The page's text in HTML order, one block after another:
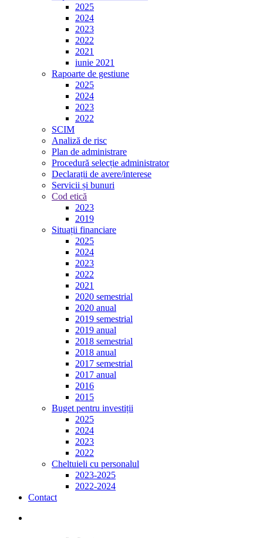
2025
2024
2023
2022
2021
iunie 2021
Rapoarte de gestiune
2025
2024
2023
2022
SCIM
Analiză de risc
Plan de administrare
Procedură selecție administrator
Declarații de avere/interese
Servicii și bunuri
Cod etică
2023
2019
Situații financiare
2025
2024
2023
2022
2021
2020 semestrial
2020 anual
2019 semestrial
2019 anual
2018 semestrial
2018 anual
2017 semestrial
2017 anual
2016
2015
Buget pentru investiții
2025
2024
2023
2022
Cheltuieli cu personalul
2023-2025
2022-2024
Contact